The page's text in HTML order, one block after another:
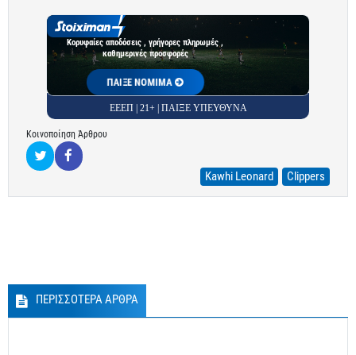
Κορυφαίες αποδόσεις , γρήγορες πληρωμές ,
καθημερινές προσφορές
ΠΑΙΞΕ ΝΟΜΙΜΑ
ΕΕΕΠ | 21+ | ΠΑΙΞΕ ΥΠΕΥΘΥΝΑ
Κοινοποίηση Άρθρου
Kawhi Leonard Clippers
ΠΕΡΙΣΣΟΤΕΡΑ ΑΡΘΡΑ